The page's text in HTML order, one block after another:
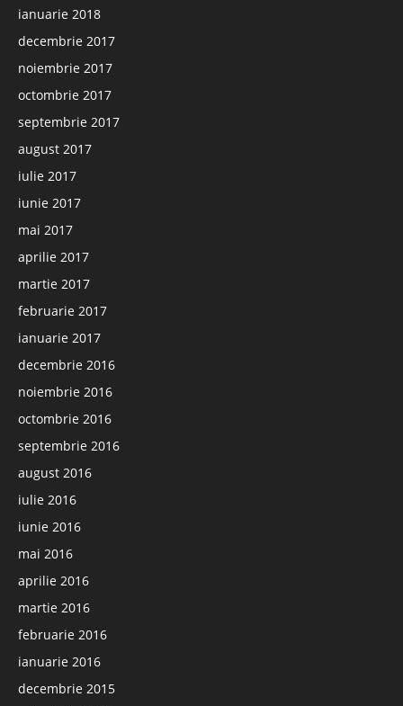
ianuarie 2018
decembrie 2017
noiembrie 2017
octombrie 2017
septembrie 2017
august 2017
iulie 2017
iunie 2017
mai 2017
aprilie 2017
martie 2017
februarie 2017
ianuarie 2017
decembrie 2016
noiembrie 2016
octombrie 2016
septembrie 2016
august 2016
iulie 2016
iunie 2016
mai 2016
aprilie 2016
martie 2016
februarie 2016
ianuarie 2016
decembrie 2015